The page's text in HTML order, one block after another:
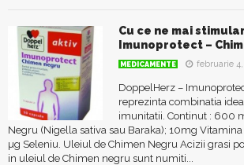
Cu ce ne mai
Imunoprotect –
MEDICAMENTE februarie 4,
DoppelHerz –
reprezinta combinatia
imunitatii. Continut : 600
Negru (Nigella sativa sau Baraka); 10mg Vitamina
µg Seleniu. Uleiul de Chimen Negru Acizii grasi
in uleiul de Chimen negru sunt numiti...